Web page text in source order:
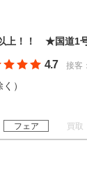
以上！！ ★国道
4.7 接客：
）
フェア 買取